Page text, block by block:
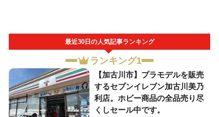
最近30日の人気記事ランキング
ランキング1
【加古川市】プラモデルを販売
するセブンイレブン加古川美乃
利店。ホビー商品の全品売り尽
くしセール中です。